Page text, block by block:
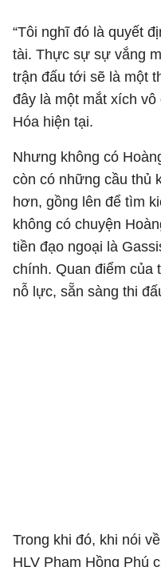
“Tôi nghĩ đó là quyết
tài. Thực sự sự vắng
trận đấu tới sẽ là một
đây là một mắt xích
Hóa hiện tại.
Nhưng không có
còn có những cầu thủ
hơn, gồng lên để tìm
không có chuyện
tiền đạo ngoại là
chính. Quan điểm của
nỗ lực, sẵn sàng thi
Trong khi đó, khi nói
HLV Phạm Hồng Phú